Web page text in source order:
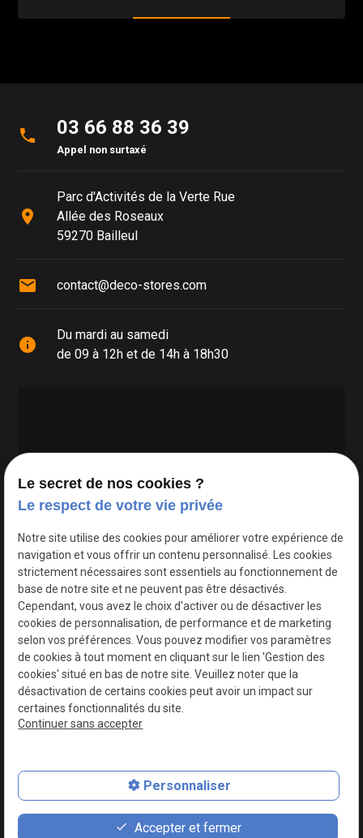
phone 03 66 88 36 39
Appel non surtaxé
place
Parc d'Activités de la Verte Rue
Allée des Roseaux
59270 Bailleul
mail contact@deco-stores.com
info
Du mardi au samedi
de 09 à 12h et de 14h à 18h30
Google Maps Search API est désactivé.
Plan du site
Mentions légales
Politique de confidentialité
Le secret de nos cookies ?
Le respect de votre vie privée
Notre site utilise des cookies pour améliorer votre expérience de
navigation et vous offrir un contenu personnalisé. Les cookies
strictement nécessaires sont essentiels au fonctionnement de
base de notre site et ne peuvent pas être désactivés.
Cependant, vous avez le choix d'activer ou de désactiver les
cookies de personnalisation, de performance et de marketing
selon vos préférences. Vous pouvez modifier vos paramètres
de cookies à tout moment en cliquant sur le lien 'Gestion des
cookies' situé en bas de notre site. Veuillez noter que la
désactivation de certains cookies peut avoir un impact sur
certaines fonctionnalités du site.
Continuer sans accepter
Personnaliser
Accepter et fermer